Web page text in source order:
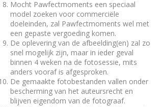
Mocht Pawfectmoments een speciaal
model zoeken voor commerciële
doeleinden, zal Pawfectmoments wel met
een gepaste vergoeding komen.
De oplevering van de afbeelding(en) zal zo
snel mogelijk zijn, maar in ieder geval
binnen 4 weken na de fotosessie, mits
anders vooraf is afgesproken.
De gemaakte fotobestanden vallen onder
bescherming van het auteursrecht en
blijven eigendom van de fotograaf.